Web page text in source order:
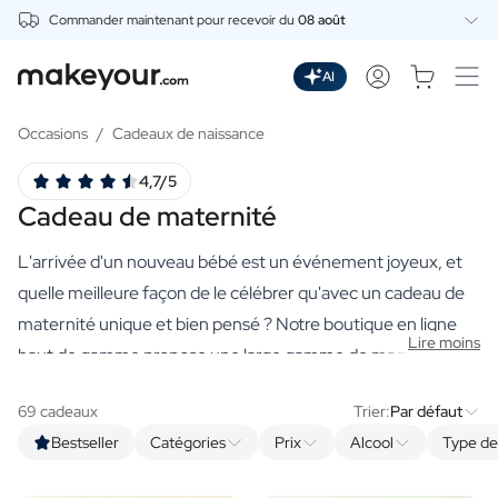
Commander maintenant pour recevoir du 08 août
Boissons
Gin Personnalisé
Wodka Personnalisée
Rhum Personnalisé
Spritz Personnalisé
Vermouth Personnalisé
Tequila Personnalisée
Bières
Vin Rouge Personnalisé
AI
Occasions / Cadeaux de naissance
Cadeau de maternité
4,7/5
L'arrivée d'un nouveau bébé est un événement joyeux, et
quelle meilleure façon de le célébrer qu'avec un cadeau de
maternité unique et bien pensé ? Notre boutique en ligne
haut de gamme propose une large gamme de magnifiques
petit être. De nos coffrets cadeaux soigneusement
sélectionnés à nos produits de luxe, chaque cadeau est
Lire moins
Bestseller Catégories Prix Alcool Type
69 cadeaux Trier:Par défaut